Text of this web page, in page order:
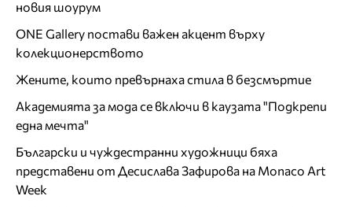
новия шоурум
ONE Gallery постави важен акцент върху
колекционерството
Жените, които превърнаха стила в безсмъртие
Академията за мода се включи в каузата "Подкрепи
една мечта"
Български и чуждестранни художници бяха
представени от Десислава Зафирова на Monaco Art
Week